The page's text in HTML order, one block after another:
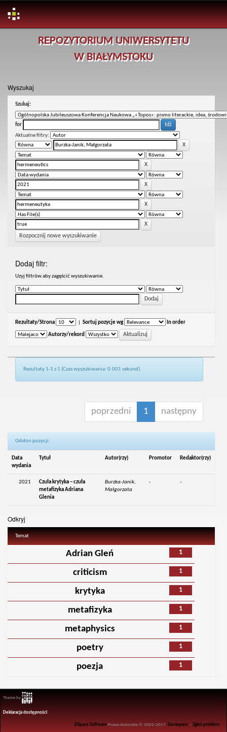
REPOZYTORIUM UNIWERSYTETU
W BIAŁYMSTOKU
Wyszukaj
Szukaj:
for
Aktualne filtry:
Rozpocznij nowe wyszukiwanie
Dodaj filtr:
Uzyj filtrów aby zagęścić wyszukiwanie.
Rezultaty/Strona Sortuj pozycje wg In order
Autorzy/rekord
Rezultaty 1-1 z 1 (Czas wyszukiwania: 0.001 sekund).
poprzedni 1 następny
Odsłon pozycji:
Data
wydania
Tytuł Autor(rzy) Promotor Redaktor(rzy)
2021
Czuła krytyka – czuła
metafizyka Adriana
Glenia
Burzka-Janik,
Małgorzata
- -
Odkryj
Temat
1
Adrian Gleń
1
criticism
1
krytyka
1
metafizyka
1
metaphysics
1
poetry
1
poezja
Theme by
Deklaracja dostępności
DSpace Software Prawa Autorskie © 2002-2017 Duraspace -Zgłoś problem